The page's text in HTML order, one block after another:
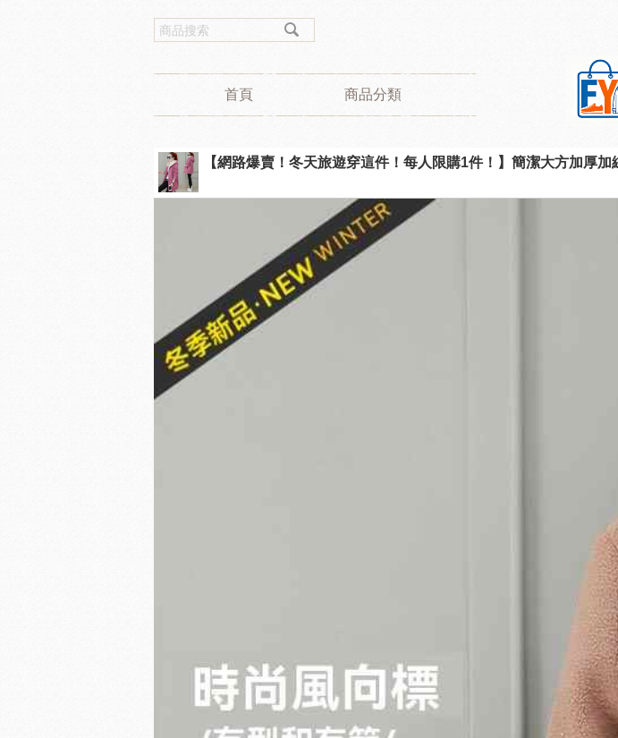
首頁 商品分類
【網路爆賣！冬天旅遊穿這件！每人限購1件！】簡潔大方加厚加